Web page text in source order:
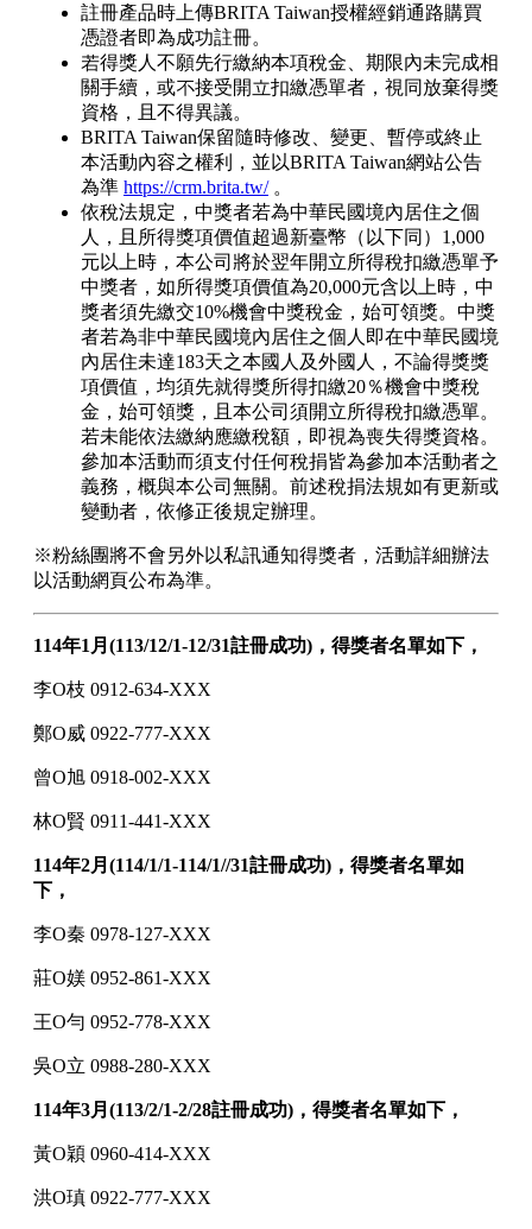
註冊產品時上傳BRITA Taiwan授權經銷通路購買
憑證者即為成功註冊。
若得獎人不願先行繳納本項稅金、期限內未完成相
關手續，或不接受開立扣繳憑單者，視同放棄得獎
資格，且不得異議。
BRITA Taiwan保留隨時修改、變更、暫停或終止
本活動內容之權利，並以BRITA Taiwan網站公告
為準 https://crm.brita.tw/。
依稅法規定，中獎者若為中華民國境內居住之個
人，且所得獎項價值超過新臺幣（以下同）1,000
元以上時，本公司將於翌年開立所得稅扣繳憑單予
中獎者，如所得獎項價值為20,000元含以上時，中
獎者須先繳交10%機會中獎稅金，始可領獎。中獎
者若為非中華民國境內居住之個人即在中華民國境
內居住未達183天之本國人及外國人，不論得獎獎
項價值，均須先就得獎所得扣繳20％機會中獎稅
金，始可領獎，且本公司須開立所得稅扣繳憑單。
若未能依法繳納應繳稅額，即視為喪失得獎資格。
參加本活動而須支付任何稅捐皆為參加本活動者之
義務，概與本公司無關。前述稅捐法規如有更新或
變動者，依修正後規定辦理。
※粉絲團將不會另外以私訊通知得獎者，活動詳細辦法
以活動網頁公布為準。
114年1月(113/12/1-12/31註冊成功)，得獎者名單如下，
李O枝 0912-634-XXX
鄭O威 0922-777-XXX
曾O旭 0918-002-XXX
林O賢 0911-441-XXX
114年2月(114/1/1-114/1//31註冊成功)，得獎者名單如
下，
李O秦 0978-127-XXX
莊O媄 0952-861-XXX
王O勻 0952-778-XXX
吳O立 0988-280-XXX
114年3月(113/2/1-2/28註冊成功)，得獎者名單如下，
黃O穎 0960-414-XXX
洪O瑱 0922-777-XXX